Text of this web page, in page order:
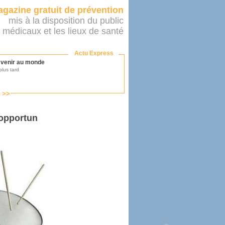
gratuit de prévention
mis à la disposition du public
et les lieux de santé
Actu Express
>>
au monde
tard
par le ministère...
son médecin